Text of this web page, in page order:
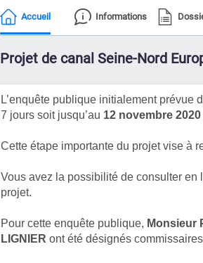
Accueil Informations
Projet de canal Seine-Nord
L’enquête publique initialement prévue
7 jours soit jusqu’au 12 novembre 2020
Cette étape importante du projet vise à
Vous avez la possibilité de consulter
projet.
Pour cette enquête publique, Monsieur
LIGNIER ont été désignés